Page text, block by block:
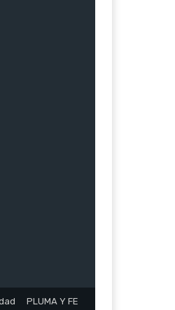
PLUMA Y FE